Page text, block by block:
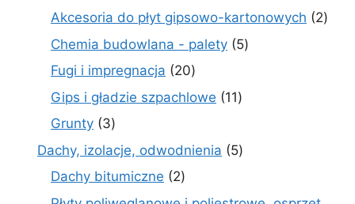
produktów
Akcesoria do płyt gipsowo-kartonowych 22
Chemia budowlana - palety 55
Fugi i impregnacja 2020
produktów
Gips i gładzie szpachlowe 1111
Grunty 33
produkty
Dachy, izolacje, odwodnienia 55
Dachy bitumiczne 22
produkty